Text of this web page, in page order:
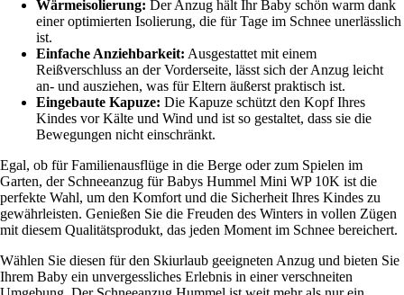
Wärmeisolierung: Der Anzug hält Ihr Baby schön warm dank
einer optimierten Isolierung, die für Tage im Schnee unerlässlich
ist.
Einfache Anziehbarkeit: Ausgestattet mit einem
Reißverschluss an der Vorderseite, lässt sich der Anzug leicht
an- und ausziehen, was für Eltern äußerst praktisch ist.
Eingebaute Kapuze: Die Kapuze schützt den Kopf Ihres
Kindes vor Kälte und Wind und ist so gestaltet, dass sie die
Bewegungen nicht einschränkt.
Egal, ob für Familienausflüge in die Berge oder zum Spielen im
Garten, der Schneeanzug für Babys Hummel Mini WP 10K ist die
perfekte Wahl, um den Komfort und die Sicherheit Ihres Kindes zu
gewährleisten. Genießen Sie die Freuden des Winters in vollen Zügen
mit diesem Qualitätsprodukt, das jeden Moment im Schnee bereichert.
Wählen Sie diesen für den Skiurlaub geeigneten Anzug und bieten Sie
Ihrem Baby ein unvergessliches Erlebnis in einer verschneiten